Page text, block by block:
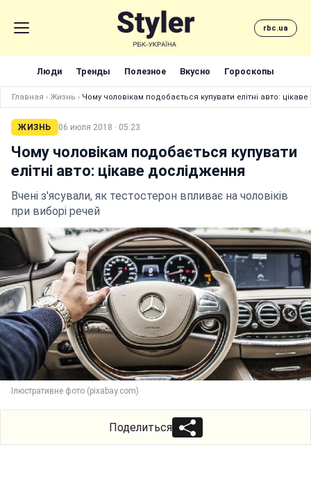
rbc.ua
Люди Тренды Полезное Вкусно Гороскопы
Главная › Жизнь › Чому чоловікам подобається купувати елітні авто:
ЖИЗНЬ 06 июля 2018 · 05:23
Чому чоловікам подобається купувати
елітні авто: цікаве дослідження
Вчені з'ясували, як тестостерон впливає на чоловіків
при виборі речей
Iлюстративне фото (pixabay.com)
Поделиться